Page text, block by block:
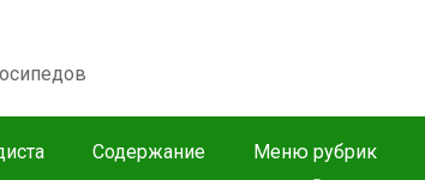
Содержание Меню рубрик